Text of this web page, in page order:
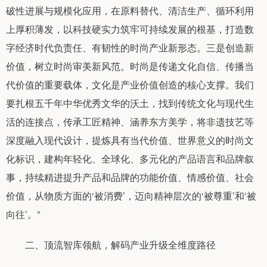
破性进展与规模化应用，在原料替代、清洁生产、循环利用
上厚积薄发，以科技硬实力筑牢可持续发展的根基，打造数
字经济时代负责任、有韧性的时尚产业新形态。三是创造新
价值，树立时尚审美新风范。时尚是传递文化自信、传播当
代价值的重要载体，文化是产业价值创造的核心支撑。我们
要扎根五千年中华优秀文华的沃土，找到传统文化与现代生
活的连接点，传承工匠精神、涵养东方美学，将非遗技艺等
深度融入现代设计，提炼具有当代价值、世界意义的时尚文
化标识，建构年轻化、全球化、多元化的产品语言和品牌叙
事，持续精进提升产品和品牌的功能价值、情感价值、社会
价值，从物质方面的‘被消费’，迈向精神层次的‘被尊重’和‘被
向往’。”
二、顶流智库领航，解码产业升级全维度路径